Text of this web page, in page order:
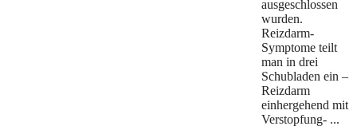
ausgeschlossen
wurden.
Reizdarm-
Symptome teilt
man in drei
Schubladen ein –
Reizdarm
einhergehend mit
Verstopfung- ...